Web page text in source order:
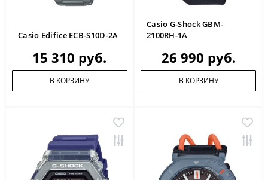
Casio Edifice ECB-S10D-2A
15 310 руб.
В КОРЗИНУ
Casio G-Shock GBM-
2100RH-1A
26 990 руб.
В КОРЗИНУ